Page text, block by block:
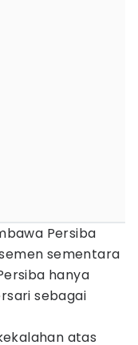
Persiba
sementara
hanya
sebagai
atas